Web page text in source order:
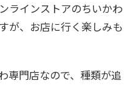
ラインストアのちいかわ
が、お店に行く楽しみも
専門店なので、種類が追